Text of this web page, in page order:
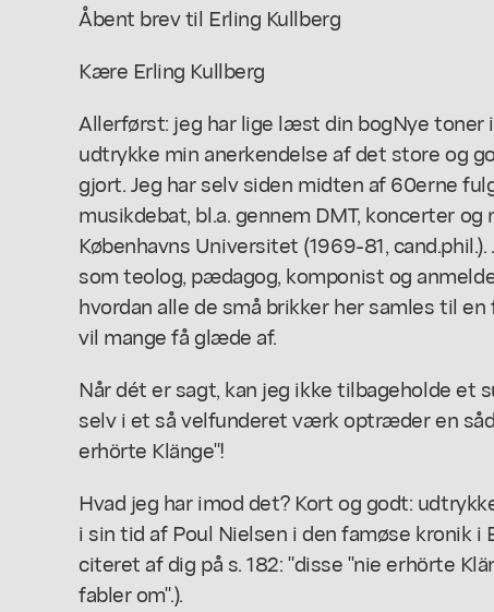
Åbent brev til Erling Kullberg
Kære Erling Kullberg
Allerførst: jeg har lige læst din bogNye toner
udtrykke min anerkendelse af det store og
gjort. Jeg har selv siden midten af 60erne
musikdebat, bl.a. gennem DMT, koncerter
Københavns Universitet (1969-81,
som teolog, pædagog, komponist og
hvordan alle de små brikker her samles til
vil mange få glæde af.
Når dét er sagt, kan jeg ikke tilbageholde et
selv i et så velfunderet værk optræder en
erhörte Klänge"!
Hvad jeg har imod det? Kort og godt:
i sin tid af Poul Nielsen i den famøse kronik i
citeret af dig på s. 182:"disse "nie erhörte
fabler om".).